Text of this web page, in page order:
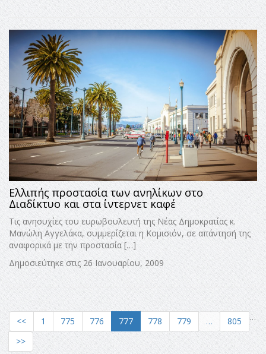
Ελλιπής προστασία των ανηλίκων στο
Διαδίκτυο και στα ίντερνετ καφέ
Τις ανησυχίες του ευρωβουλευτή της Νέας Δημοκρατίας κ.
Μανώλη Αγγελάκα, συμμερίζεται η Κομισιόν, σε απάντησή της
αναφορικά με την προστασία […]
Δημοσιεύτηκε στις 26 Ιανουαρίου, 2009
<< 1 …
775 776 777 778 779 …
805
>>